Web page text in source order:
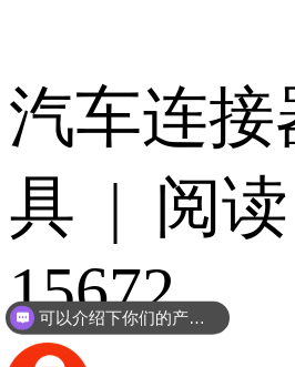
汽车连接
具 | 阅读
15672
可以介绍下你们的产品么？